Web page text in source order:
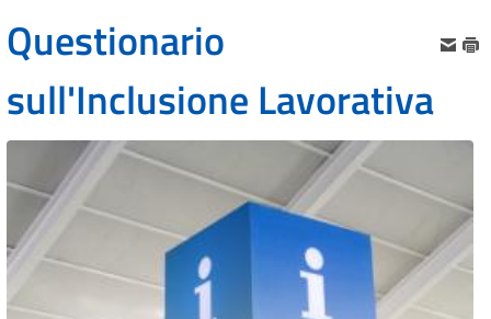
Questionario
sull'Inclusione Lavorativa